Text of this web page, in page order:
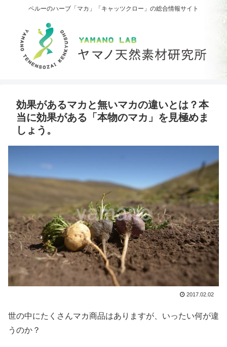
ペルーのハーブ「マカ」「キャッツクロー」の総合情報サイト
効果があるマカと無いマカの違いとは？本
当に効果がある「本物のマカ」を見極めま
しょう。
2017.02.02
世の中にたくさんマカ商品はありますが、いったい何が違
うのか？